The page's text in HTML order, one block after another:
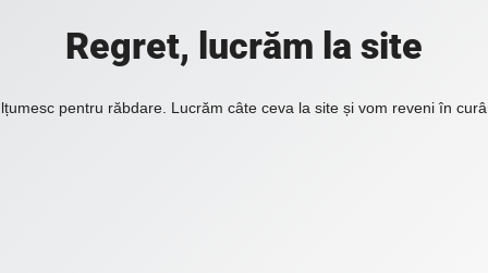
Regret, lucrăm la site
pentru răbdare. Lucrăm câte ceva la site și vom reveni în